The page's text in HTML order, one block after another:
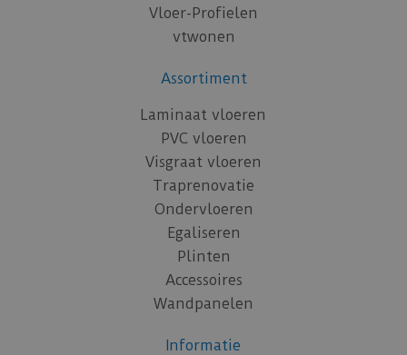
Vloer-Profielen
vtwonen
Assortiment
Laminaat vloeren
PVC vloeren
Visgraat vloeren
Traprenovatie
Ondervloeren
Egaliseren
Plinten
Accessoires
Wandpanelen
Informatie